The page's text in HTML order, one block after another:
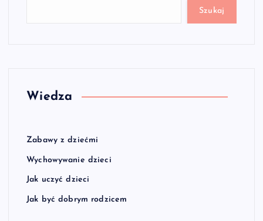
Szukaj
Wiedza
Zabawy z dziećmi
Wychowywanie dzieci
Jak uczyć dzieci
Jak być dobrym rodzicem